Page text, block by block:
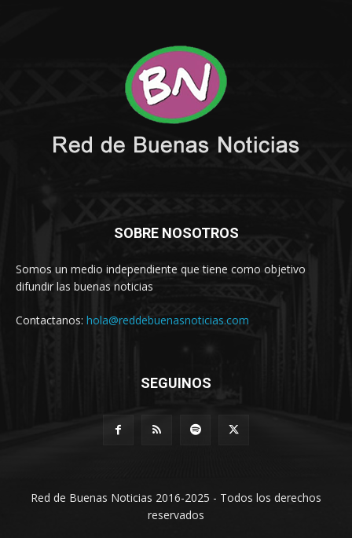
SOBRE NOSOTROS
Somos un medio independiente que tiene como objetivo
difundir las buenas noticias
Contactanos: hola@reddebuenasnoticias.com
SEGUINOS
Red de Buenas Noticias 2016-2025 - Todos los derechos
reservados